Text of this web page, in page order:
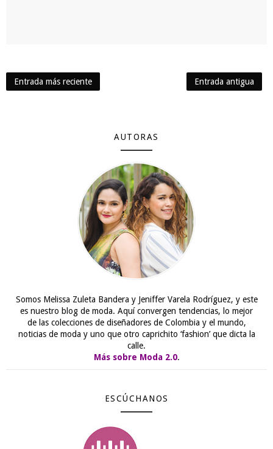
Entrada más reciente Entrada antigua
AUTORAS
Somos Melissa Zuleta Bandera y Jeniffer Varela Rodríguez, y este
es nuestro blog de moda. Aquí convergen tendencias, lo mejor
de las colecciones de diseñadores de Colombia y el mundo,
noticias de moda y uno que otro caprichito ‘fashion’ que dicta la
calle.
Más sobre Moda 2.0.
ESCÚCHANOS